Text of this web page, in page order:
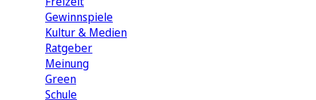
Gewinnspiele
Kultur & Medien
Ratgeber
Meinung
Green
Schule